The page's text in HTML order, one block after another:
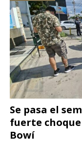
Se pasa el
fuerte
Bowí